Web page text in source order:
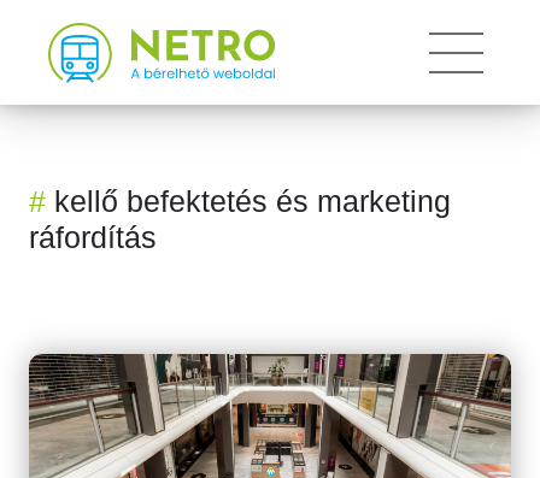
# kellő befektetés és marketing
ráfordítás